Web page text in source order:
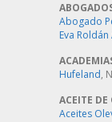
Abogado
Eva
Hufeland,
ACEITE
Aceites